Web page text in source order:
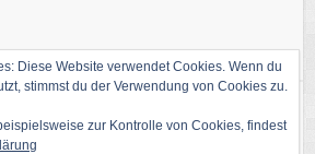
von kati1988. Theme by ColorlibPowered by
Diese Website verwendet Cookies. Wenn du
stimmst du der Verwendung von Cookies zu.
zur Kontrolle von Cookies, findest